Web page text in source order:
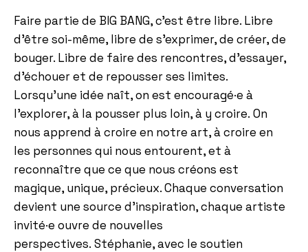
Faire partie de BIG BANG, c’est être libre. Libre
d’être soi-même, libre de s’exprimer, de créer, de
bouger. Libre de faire des rencontres, d’essayer,
d’échouer et de repousser ses limites.
Lorsqu’une idée naît, on est encouragé·e à
l’explorer, à la pousser plus loin, à y croire. On
nous apprend à croire en notre art, à croire en
les personnes qui nous entourent, et à
reconnaître que ce que nous créons est
magique, unique, précieux. Chaque conversation
devient une source d’inspiration, chaque artiste
invité·e ouvre de nouvelles
perspectives. Stéphanie, avec le soutien